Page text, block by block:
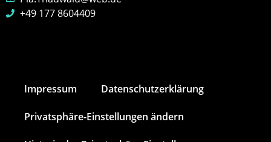
+49 177 8604409
Impressum Datenschutz­erklärung
Privatsphäre-Einstellungen ändern